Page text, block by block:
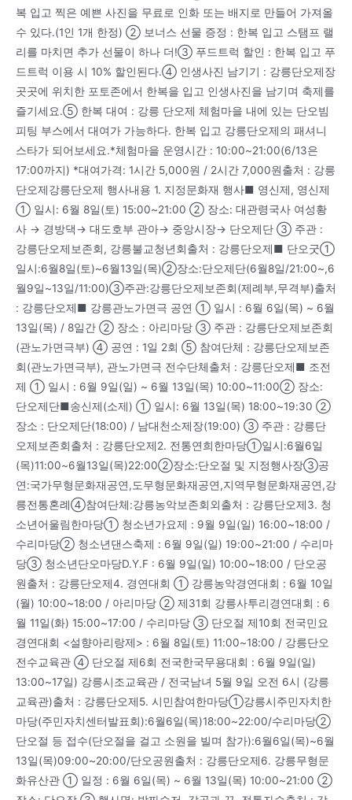
복 입고 찍은 예쁜 사진을 무료로 인화 또는 배지로 만들어 가져올
수 있다.(1인 1개 한정) ② 보너스 선물 증정 : 한복 입고 스탬프 랠
리를 마치면 추가 선물이 하나 더!③ 푸드트럭 할인 : 한복 입고 푸
드트럭 이용 시 10% 할인된다.④ 인생사진 남기기 : 강릉단오제장
곳곳에 위치한 포토존에서 한복을 입고 인생사진을 남기며 축제를
즐기세요.⑤ 한복 대여 : 강릉 단오제 체험마을 내에 있는 단오빔
피팅 부스에서 대여가 가능하다. 한복 입고 강릉단오제의 패셔니
스타가 되어보세요.*체험마을 운영시간 : 10:00~21:00(6/13은
17:00까지) *대여가격: 1시간 5,000원 / 2시간 7,000원출처 : 강릉
단오제강릉단오제 행사내용 1. 지정문화재 행사■ 영신제, 영신제
① 일시: 6월 8일(토) 15:00~21:00 ② 장소: 대관령국사 여성황
사 → 경방댁→ 대도호부 관아→ 중앙시장→ 단오제단 ③ 주관 :
강릉단오제보존회, 강릉불교청년회출처 : 강릉단오제■ 단오굿①
일시:6월8일(토)~6월13일(목)②장소:단오제단(6월8일/21:00~,6
월9일~13일/11:00)③주관:강릉단오제보존회(제례부,무격부)출처
: 강릉단오제■ 강릉관노가면극 공연 ① 일시 : 6월 6일(목) ~ 6월
13일(목) / 8일간 ② 장소 : 아리마당 ③ 주관 : 강릉단오제보존회
(관노가면극부) ④ 공연 : 1일 2회 ⑤ 참여단체 : 강릉단오제보존
회(관노가면극부), 관노가면극 전수단체출처 : 강릉단오제■ 조전
제 ① 일시 : 6월 9일(일) ~ 6월 13일(목) 10:00~11:00② 장소:
단오제단■송신제(소제) ① 일시: 6월 13일(목) 18:00~19:30 ②
장소 : 단오제단(18:00) / 남대천소제장(19:00) ③ 주관 : 강릉단
오제보존회출처 : 강릉단오제2. 전통연희한마당①일시:6월6일
(목)11:00~6월13일(목)22:00②장소:단오절 및 지정행사장③공
연:국가무형문화재공연,도무형문화재공연,지역무형문화재공연,강
릉전통혼례④참여단체:강릉농악보존회외출처 : 강릉단오제3. 청
소년어울림한마당① 청소년가요제 : 9월 9일(일) 16:00~18:00 /
수리마당② 청소년댄스축제 : 6월 9일(일) 19:00~21:00 / 수리마
당③ 청소년단오마당D.Y.F : 6월 9일(일) 10:00~18:00 / 단오공
원출처 : 강릉단오제4. 경연대회 ① 강릉농악경연대회 : 6월 10일
(월) 10:00~18:00 / 아리마당 ② 제31회 강릉사투리경연대회 : 6
월 11일(화) 15:00~17:00 / 수리마당 ③ 단오절 제10회 전국민요
경연대회 <설향아리랑제> : 6월 8일(토) 11:00~18:00 / 강릉단오
전수교육관 ④ 단오절 제6회 전국한국무용대회 : 6월 9일(일)
13:00~17일) 강릉시조교육관 / 전국남녀 5월 9일 오전 6시 (강릉
교육관)출처 : 강릉단오제5. 시민참여한마당①강릉시주민자치한
마당(주민자치센터발표회):6월6일(목)18:00~22:00/수리마당②
단오절 등 접수(단오절을 걸고 소원을 빌며 참가):6월6일(목)~6월
13일(목)09:00~20:00/단오공원출처 : 강릉단오제6. 강릉무형문
화유산관 ① 일정 : 6월 6일(목) ~ 6월 13일(목) 10:00~21:00 ②